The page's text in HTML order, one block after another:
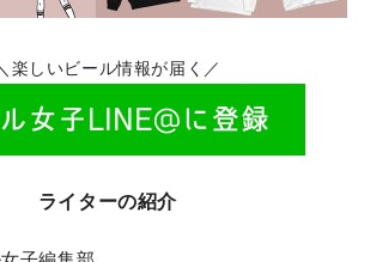
楽しいビール情報が届く／
ライターの紹介